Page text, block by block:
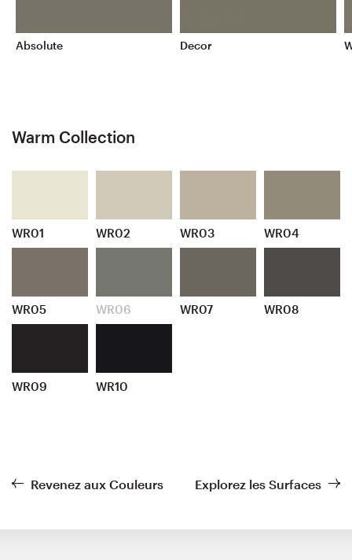
Absolute Decor
Warm Collection
WR01 WR02 WR03 WR04
WR05 WR06 WR07 WR08
WR09 WR10
Revenez aux Couleurs Explorez les Surfaces